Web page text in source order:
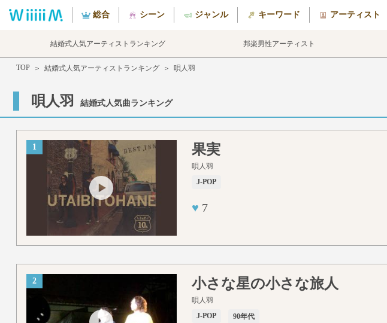
総合 シーン ジャンル キーワード アーティスト
結婚式人気アーティストランキング 邦楽男性アーティスト
TOP ＞ 結婚式人気アーティストランキング ＞ 唄人羽
唄人羽 結婚式人気曲ランキング
1 果実
唄人羽
J-POP
♥ 7
2 小さな星の小さな旅人
唄人羽
J-POP
90年代